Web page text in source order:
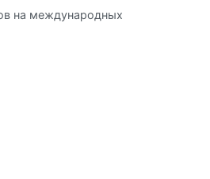
на международных